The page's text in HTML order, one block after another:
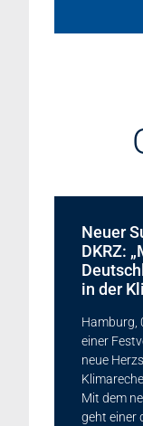
Neuer
DKRZ:
in der
Hamburg,
einer
neue
Mit dem
geht einer